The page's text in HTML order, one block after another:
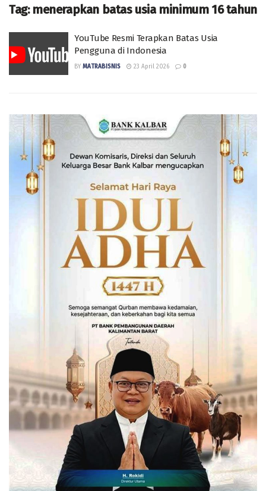
Tag: menerapkan batas usia minimum 16 tahun
YouTube Resmi Terapkan Batas Usia
Pengguna di Indonesia
BY MATRABISNIS 23 April 2026 0